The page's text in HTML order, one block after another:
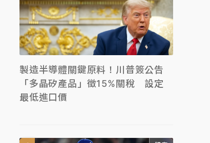
製造半導體關鍵原料！川普簽公告
「多晶矽產品」徵15%關稅 設定
最低進口價